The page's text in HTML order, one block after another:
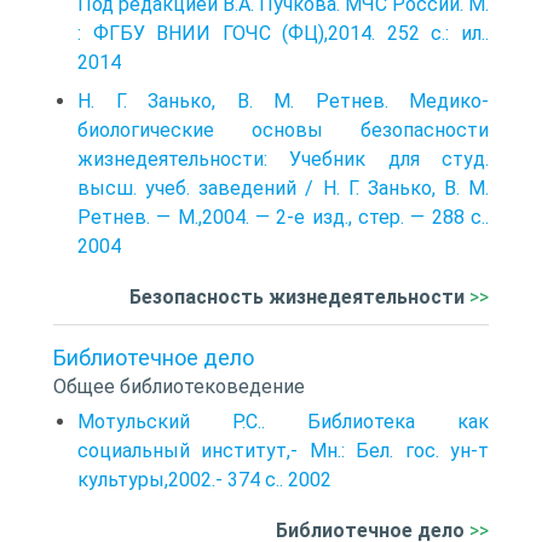
: ФГБУ ВНИИ ГОЧС (ФЦ),2014. 252 с.: ил..
2014
Н. Г. Занько, В. М. Ретнев. Медико-
биологические основы безопасности
жизнедеятельности: Учебник для студ.
высш. учеб. заведений / Н. Г. Занько, В. М.
Ретнев. — М.,2004. — 2-е изд., стер. — 288 с..
2004
Безопасность жизнедеятельности >>
Библиотечное дело
Общее библиотековедение
Мотульский Р.С.. Библиотека как
социальный институт,- Мн.: Бел. гос. ун-т
культуры,2002.- 374 с.. 2002
Библиотечное дело >>